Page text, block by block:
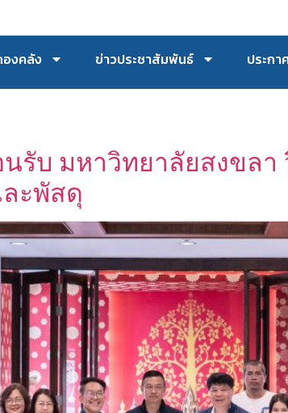
องคลัง ข่าวประชาสัมพันธ์ ประก
รับ มหาวิทยาลัยสงขลา
ะพัสดุ